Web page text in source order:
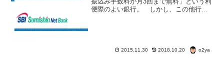
便際のよい銀行。 しかし、この他行振
2015.11.30 2018.10.20 o2ya